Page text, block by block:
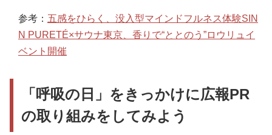
参考： 五感をひらく、没入型マインドフルネス体験SIN
N PURETÉ×サウナ東京、香りで“ととのう”ロウリュイ
ベント開催
「呼吸の日」をきっかけに広報PR
の取り組みをしてみよう